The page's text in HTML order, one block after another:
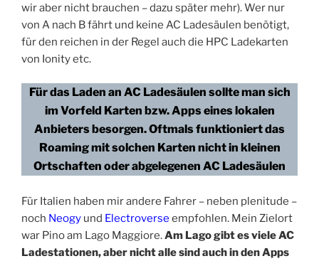
wir aber nicht brauchen – dazu später mehr). Wer nur
von A nach B fährt und keine AC Ladesäulen benötigt,
für den reichen in der Regel auch die HPC Ladekarten
von Ionity etc.
Für das Laden an AC Ladesäulen sollte man sich
im Vorfeld Karten bzw. Apps eines lokalen
Anbieters besorgen. Oftmals funktioniert das
Roaming mit solchen Karten nicht in kleinen
Ortschaften oder abgelegenen AC Ladesäulen
Für Italien haben mir andere Fahrer – neben plenitude –
noch Neogy und Electroverse empfohlen. Mein Zielort
war Pino am Lago Maggiore.Am Lago gibt es viele AC
Ladestationen, aber nicht alle sind auch in den Apps